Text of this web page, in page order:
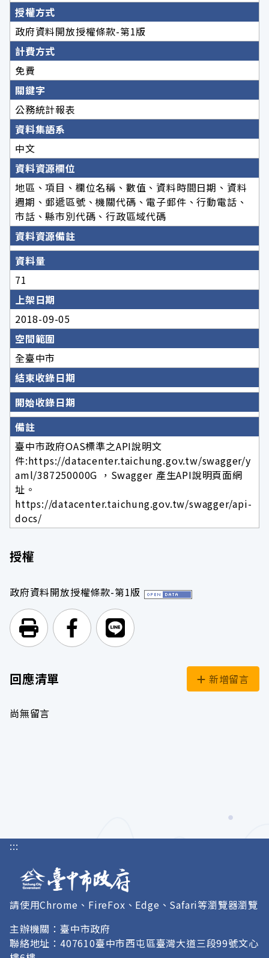
授權方式
政府資料開放授權條款-第1版
計費方式
免費
關鍵字
公務統計報表
資料集語系
中文
資料資源欄位
地區、項目、欄位名稱、數值、資料時間日期、資料
週期、郵遞區號、機關代碼、電子郵件、行動電話、
市話、縣市別代碼、行政區域代碼
資料資源備註
資料量
71
上架日期
2018-09-05
空間範圍
全臺中市
結束收錄日期
開始收錄日期
備註
臺中市政府OAS標準之API說明文
件:https://datacenter.taichung.gov.tw/swagger/y
aml/387250000G ，Swagger 產生API說明頁面網
址。
https://datacenter.taichung.gov.tw/swagger/api-
docs/
授權
政府資料開放授權條款-第1版
列印頁面前往Facebook
前往Line
回應清單 新增留言
尚無留言
:::
請使用Chrome、FireFox、Edge、Safari等瀏覽器瀏覽
主辦機關：臺中市政府
聯絡地址：407610臺中市西屯區臺灣大道三段99號文心